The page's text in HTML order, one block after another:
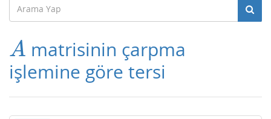
A
A matrisinin çarpma
işlemine göre tersi